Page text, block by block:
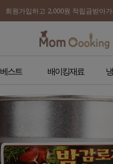
회원가입하고 2,000원 적립금받아가
베스트 배이킹재료